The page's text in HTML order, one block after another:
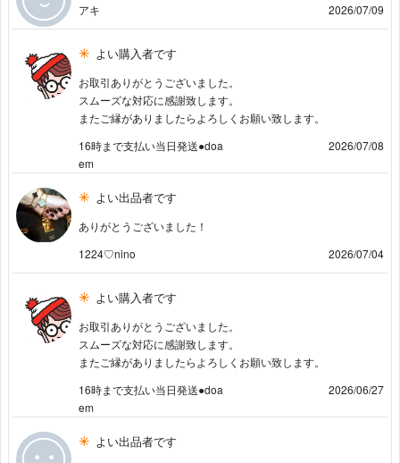
アキ 2026/07/09
よい購入者です
お取引ありがとうございました。
スムーズな対応に感謝致します。
またご縁がありましたらよろしくお願い致します。
16時まで支払い当日発送●doa
em
2026/07/08
よい出品者です
ありがとうございました！
1224♡nino
2026/07/04
よい購入者です
お取引ありがとうございました。
スムーズな対応に感謝致します。
またご縁がありましたらよろしくお願い致します。
16時まで支払い当日発送●doa
em
2026/06/27
よい出品者です